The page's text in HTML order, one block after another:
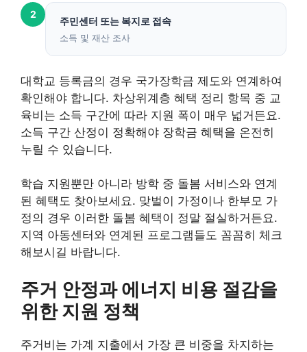
2
주민센터 또는 복지로 접속
소득 및 재산 조사
대학교 등록금의 경우 국가장학금 제도와 연계하여
확인해야 합니다. 차상위계층 혜택 정리 항목 중 교
육비는 소득 구간에 따라 지원 폭이 매우 넓거든요.
소득 구간 산정이 정확해야 장학금 혜택을 온전히
누릴 수 있습니다.
학습 지원뿐만 아니라 방학 중 돌봄 서비스와 연계
된 혜택도 찾아보세요. 맞벌이 가정이나 한부모 가
정의 경우 이러한 돌봄 혜택이 정말 절실하거든요.
지역 아동센터와 연계된 프로그램들도 꼼꼼히 체크
해보시길 바랍니다.
주거 안정과 에너지 비용 절감을
위한 지원 정책
주거비는 가계 지출에서 가장 큰 비중을 차지하는